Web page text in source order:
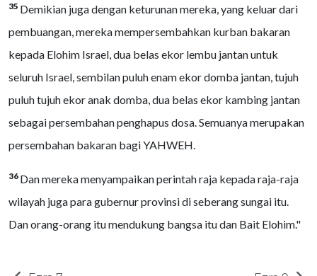
35 Demikian juga dengan keturunan mereka, yang keluar dari
pembuangan, mereka mempersembahkan kurban bakaran
kepada Elohim Israel, dua belas ekor lembu jantan untuk
seluruh Israel, sembilan puluh enam ekor domba jantan, tujuh
puluh tujuh ekor anak domba, dua belas ekor kambing jantan
sebagai persembahan penghapus dosa. Semuanya merupakan
persembahan bakaran bagi YAHWEH.
36 Dan mereka menyampaikan perintah raja kepada raja-raja
wilayah juga para gubernur provinsi di seberang sungai itu.
Dan orang-orang itu mendukung bangsa itu dan Bait Elohim."